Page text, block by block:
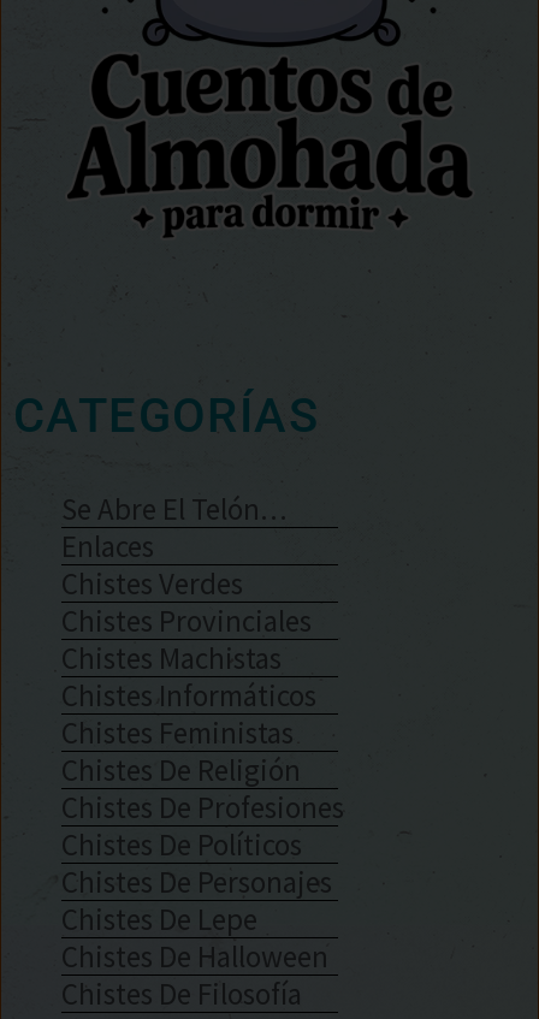
CATEGORÍAS
Se Abre El Telón…
Enlaces
Chistes Verdes
Chistes Provinciales
Chistes Machistas
Chistes Informáticos
Chistes Feministas
Chistes De Religión
Chistes De Profesiones
Chistes De Políticos
Chistes De Personajes
Chistes De Lepe
Chistes De Halloween
Chistes De Filosofía